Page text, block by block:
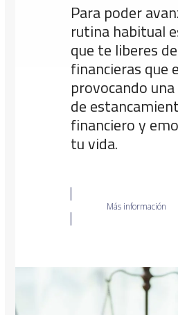
Para poder
rutina habitual
que te liberes
financieras que
provocando
de
financiero y
tu vida.
Más información